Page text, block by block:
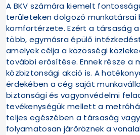
A BKV számára kiemelt
területeken dolgozó munkatársai
komfortérzete. Ezért a társaság
több, egymásra épülő
amelyek célja a közösségi
további erősítése. Ennek része a
közbiztonsági akció is. A
érdekében a cég saját
biztonsági és vagyonvédelmi
tevékenységük mellett a
teljes egészében a társaság
folyamatosan járőröznek a